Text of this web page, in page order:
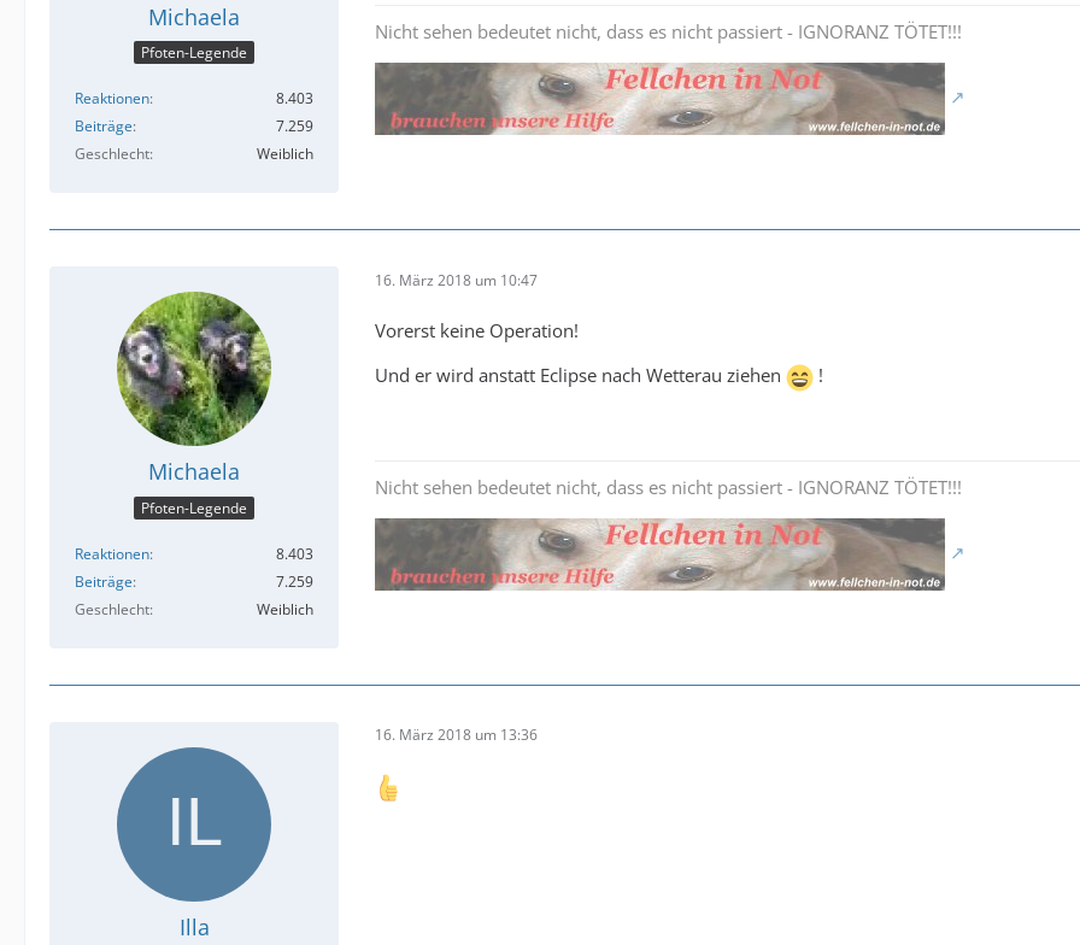
Michaela
Pfoten-Legende
Reaktionen
8.403
Beiträge
7.259
Geschlecht
Weiblich
Nicht sehen bedeutet nicht, dass es nicht passiert - IGNORANZ TÖTET!!!
Michaela
Pfoten-Legende
Reaktionen
8.403
Beiträge
7.259
Geschlecht
Weiblich
16. März 2018 um 10:47
Vorerst keine Operation!
Und er wird anstatt Eclipse nach Wetterau ziehen
!
Nicht sehen bedeutet nicht, dass es nicht passiert - IGNORANZ TÖTET!!!
Illa
16. März 2018 um 13:36